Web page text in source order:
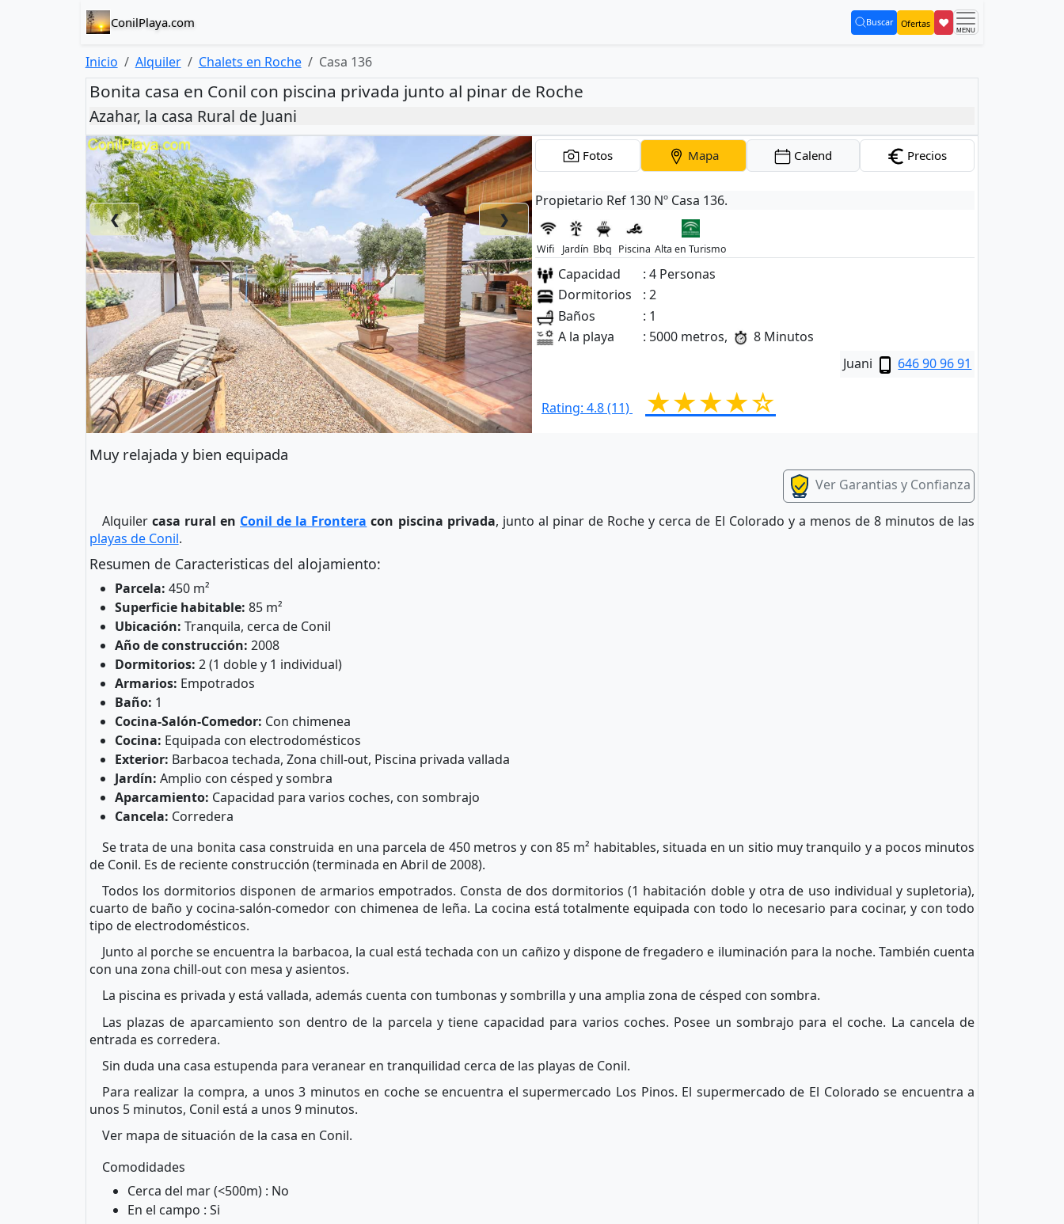
ConilPlaya.com Buscar
(current) Ofertas ❤
Inicio Alquiler Chalets en Roche Casa 136
Bonita casa en Conil con piscina privada junto al pinar de Roche
Azahar, la casa Rural de Juani
❮ ❯
Fotos Mapa Calend Precios
Propietario Ref 130 Nº Casa 136.
Wifi Jardín Bbq Piscina Alta en Turismo
Capacidad
: 4 Personas
Dormitorios
: 2
Baños
: 1
A la playa
: 5000 metros,
8 Minutos
Juani
646 90 96 91
Rating: 4.8 (11) ★★★★☆
Muy relajada y bien equipada
Ver Garantias y Confianza
Alquiler casa rural en Conil de la Frontera con piscina privada, junto al pinar de Roche y cerca de El Colorado y a menos de 8 minutos de las
playas de Conil.
Resumen de Caracteristicas del alojamiento:
Parcela: 450 m²
Superficie habitable: 85 m²
Ubicación: Tranquila, cerca de Conil
Año de construcción: 2008
Dormitorios: 2 (1 doble y 1 individual)
Armarios: Empotrados
Baño: 1
Cocina-Salón-Comedor: Con chimenea
Cocina: Equipada con electrodomésticos
Exterior: Barbacoa techada, Zona chill-out, Piscina privada vallada
Jardín: Amplio con césped y sombra
Aparcamiento: Capacidad para varios coches, con sombrajo
Cancela: Corredera
Se trata de una bonita casa construida en una parcela de 450 metros y con 85 m² habitables, situada en un sitio muy tranquilo y a pocos minutos
de Conil. Es de reciente construcción (terminada en Abril de 2008).
Todos los dormitorios disponen de armarios empotrados. Consta de dos dormitorios (1 habitación doble y otra de uso individual y supletoria),
cuarto de baño y cocina-salón-comedor con chimenea de leña. La cocina está totalmente equipada con todo lo necesario para cocinar, y con todo
tipo de electrodomésticos.
Junto al porche se encuentra la barbacoa, la cual está techada con un cañizo y dispone de fregadero e iluminación para la noche. También cuenta
con una zona chill-out con mesa y asientos.
La piscina es privada y está vallada, además cuenta con tumbonas y sombrilla y una amplia zona de césped con sombra.
Las plazas de aparcamiento son dentro de la parcela y tiene capacidad para varios coches. Posee un sombrajo para el coche. La cancela de
entrada es corredera.
Sin duda una casa estupenda para veranear en tranquilidad cerca de las playas de Conil.
Para realizar la compra, a unos 3 minutos en coche se encuentra el supermercado Los Pinos. El supermercado de El Colorado se encuentra a
unos 5 minutos, Conil está a unos 9 minutos.
Ver mapa de situación de la casa en Conil.
Comodidades
Cerca del mar (<500m) : No
En el campo : Si